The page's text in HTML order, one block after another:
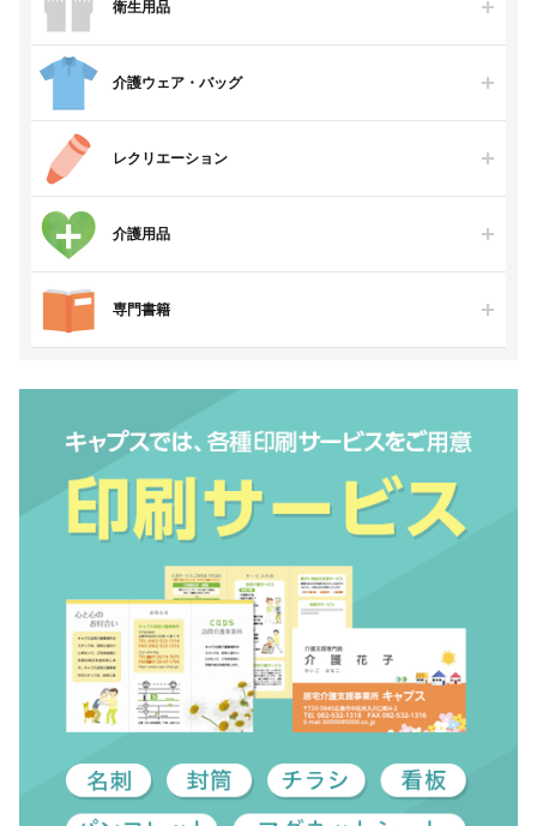
衛生用品
介護ウェア・バッグ
レクリエーション
介護用品
専門書籍